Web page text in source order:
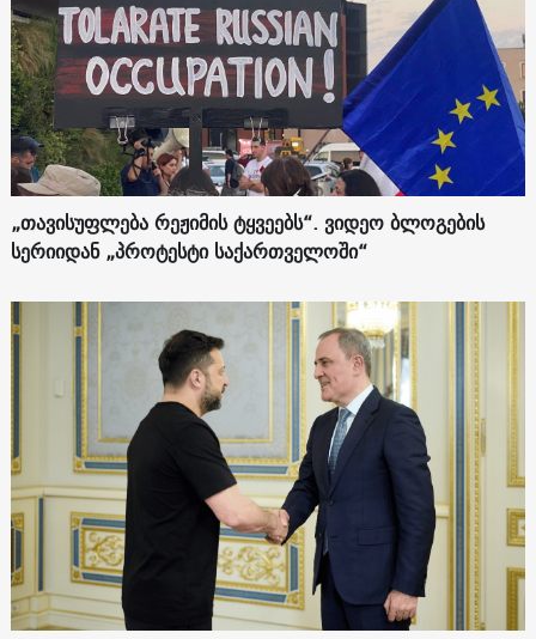
„თავისუფლება რეჟიმის ტყვეებს“. ვიდეო ბლოგების
სერიიდან „პროტესტი საქართველოში“